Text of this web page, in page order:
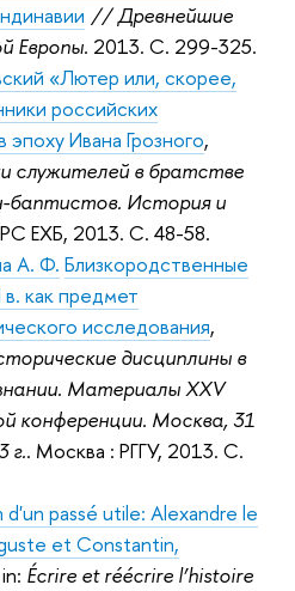
// Древнейшие
Европы. 2013. C. 299-325.
«Лютер или, скорее,
российских
эпоху Ивана Грозного,
служителей в братстве
баптистов. История и
ЕХБ, 2013. С. 48-58.
А. Ф. Близкородственные
как предмет
исследования,
дисциплины в
Материалы XXV
конференции. Москва, 31
г.. Москва : РГГУ, 2013. С.
passé utile: Alexandre le
et Constantin,
Écrire et réécrire l’histoire